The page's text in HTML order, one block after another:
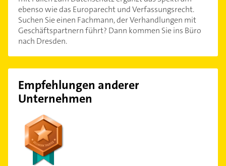
ebenso wie das Europarecht und Verfassungsrecht.
Suchen Sie einen Fachmann, der Verhandlungen mit
Geschäftspartnern führt? Dann kommen Sie ins Büro
nach Dresden.
Empfehlungen anderer
Unternehmen